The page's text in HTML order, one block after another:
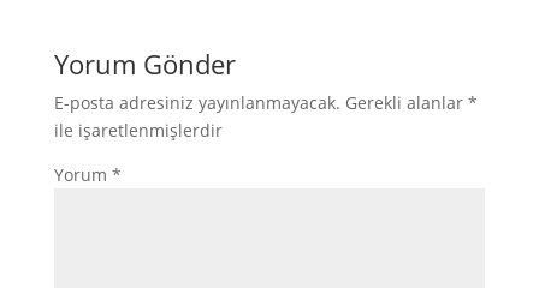
Yorum Gönder
E-posta adresiniz yayınlanmayacak. Gerekli alanlar *
ile işaretlenmişlerdir
Yorum *